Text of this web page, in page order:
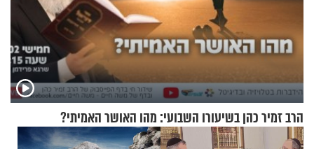
הרב זמיר כהן בשיעורו השבועי: מהו האושר האמיתי?